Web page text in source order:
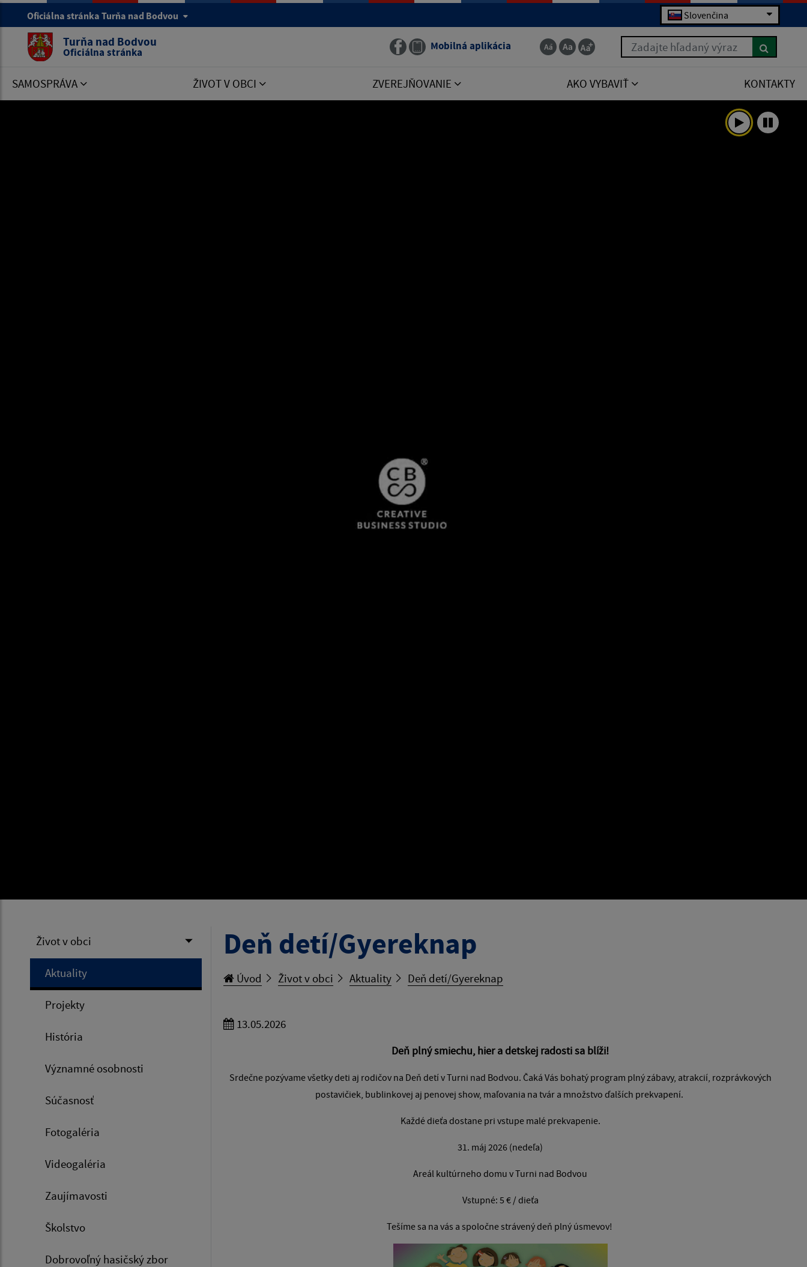
Oficiálna stránka Turňa nad Bodvou Slovenčina
Turňa nad Bodvou
Oficiálna stránka Mobilná aplikácia Zadajte hľadaný výraz
SAMOSPRÁVA ŽIVOT V OBCI ZVEREJŇOVANIE AKO VYBAVIŤ KONTAKTY
Život v obci
Aktuality
Projekty
História
Významné osobnosti
Súčasnosť
Fotogaléria
Videogaléria
Zaujímavosti
Školstvo
Dobrovoľný hasičský zbor
Deň detí/Gyereknap
Úvod Život v obci Aktuality Deň detí/Gyereknap
13.05.2026
Deň plný smiechu, hier a detskej radosti sa blíži!
Srdečne pozývame všetky deti aj rodičov na Deň detí v Turni nad Bodvou. Čaká Vás bohatý program plný zábavy, atrakcií, rozprávkových
postavičiek, bublinkovej aj penovej show, maľovania na tvár a množstvo ďalších prekvapení.
Každé dieťa dostane pri vstupe malé prekvapenie.
31. máj 2026 (nedeľa)
Areál kultúrneho domu v Turni nad Bodvou
Vstupné: 5 € / dieťa
Tešíme sa na vás a spoločne strávený deň plný úsmevov!